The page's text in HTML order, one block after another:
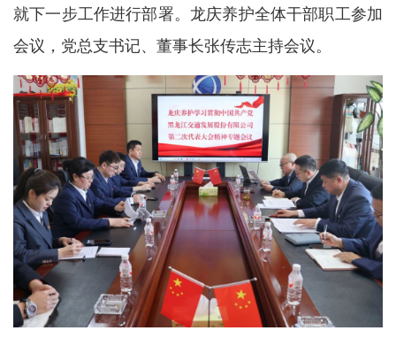
就下一步工作进行部署。龙庆养护全体干部职工参加
会议，党总支书记、董事长张传志主持会议。